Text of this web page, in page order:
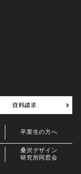
資料請求
卒業生の方へ
桑沢デザイン
研究所同窓会